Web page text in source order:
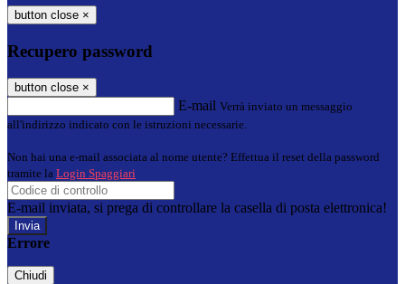
button close ×
Recupero password
button close ×
E-mail Verrà inviato un messaggio
all'indirizzo indicato con le istruzioni necessarie.
Non hai una e-mail associata al nome utente? Effettua il reset della password
tramite la Login Spaggiari
E-mail inviata, si prega di controllare la casella di posta elettronica!
Errore
Chiudi